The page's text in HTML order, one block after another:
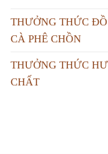
THƯỞNG THỨC
CÀ PHÊ CHỒN
THƯỞNG THỨC
CHẤT